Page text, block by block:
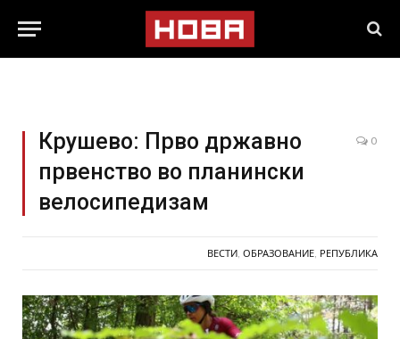
Крушево: Прво државно
првенство во планински
велосипедизам
0
ВЕСТИ ОБРАЗОВАНИЕ РЕПУБЛИКА